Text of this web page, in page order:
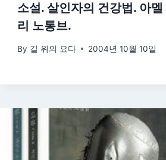
소설. 살인자의 건강법. 아멜
리 노통브.
By 길 위의 요다 2004년 10월 10일